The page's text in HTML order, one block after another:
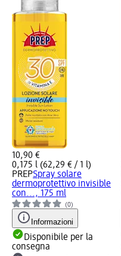
10,90 €
0,175 l (62,29 € / 1 l)
PREPSpray solare
dermoprotettivo invisible
con..., 175 ml
(0)
Informazioni
Disponibile per la
consegna